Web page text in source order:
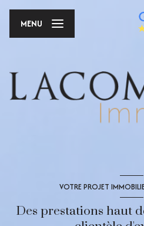
MENU
VOTRE PROJET
Des prestations haut